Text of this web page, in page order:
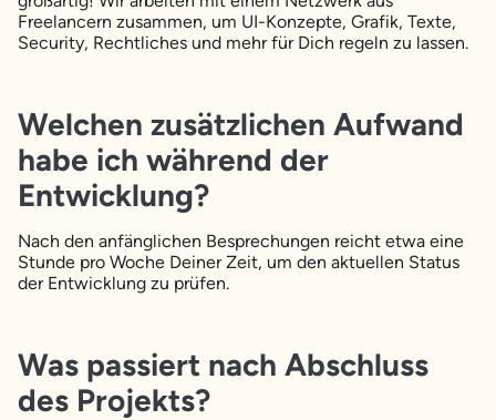
Freelancern zusammen, um UI-Konzepte, Grafik, Texte,
Security, Rechtliches und mehr für Dich regeln zu lassen.
Welchen zusätzlichen Aufwand
habe ich während der
Entwicklung?
Nach den anfänglichen Besprechungen reicht etwa eine
Stunde pro Woche Deiner Zeit, um den aktuellen Status
der Entwicklung zu prüfen.
Was passiert nach Abschluss
des Projekts?